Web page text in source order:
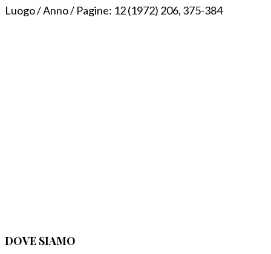
Luogo / Anno / Pagine: 12 (1972) 206, 375-384
DOVE SIAMO